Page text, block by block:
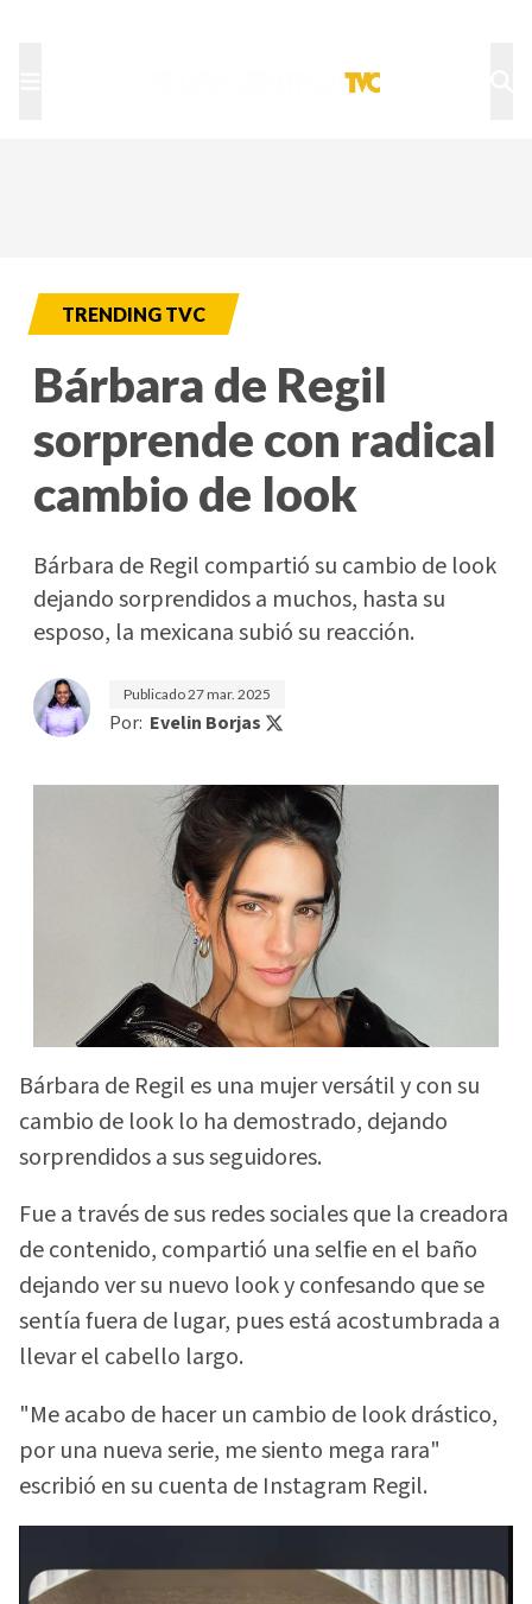
TRENDING TVC
Bárbara de Regil
sorprende con radical
cambio de look
Bárbara de Regil compartió su cambio de look
dejando sorprendidos a muchos, hasta su
esposo, la mexicana subió su reacción.
Publicado27 mar. 2025
Por: Evelin Borjas
Bárbara de Regil es una mujer versátil y con su
cambio de look lo ha demostrado, dejando
sorprendidos a sus seguidores.
Fue a través de sus redes sociales que la creadora
de contenido, compartió una selfie en el baño
dejando ver su nuevo look y confesando que se
sentía fuera de lugar, pues está acostumbrada a
llevar el cabello largo.
"Me acabo de hacer un cambio de look drástico,
por una nueva serie, me siento mega rara"
escribió en su cuenta de Instagram Regil.